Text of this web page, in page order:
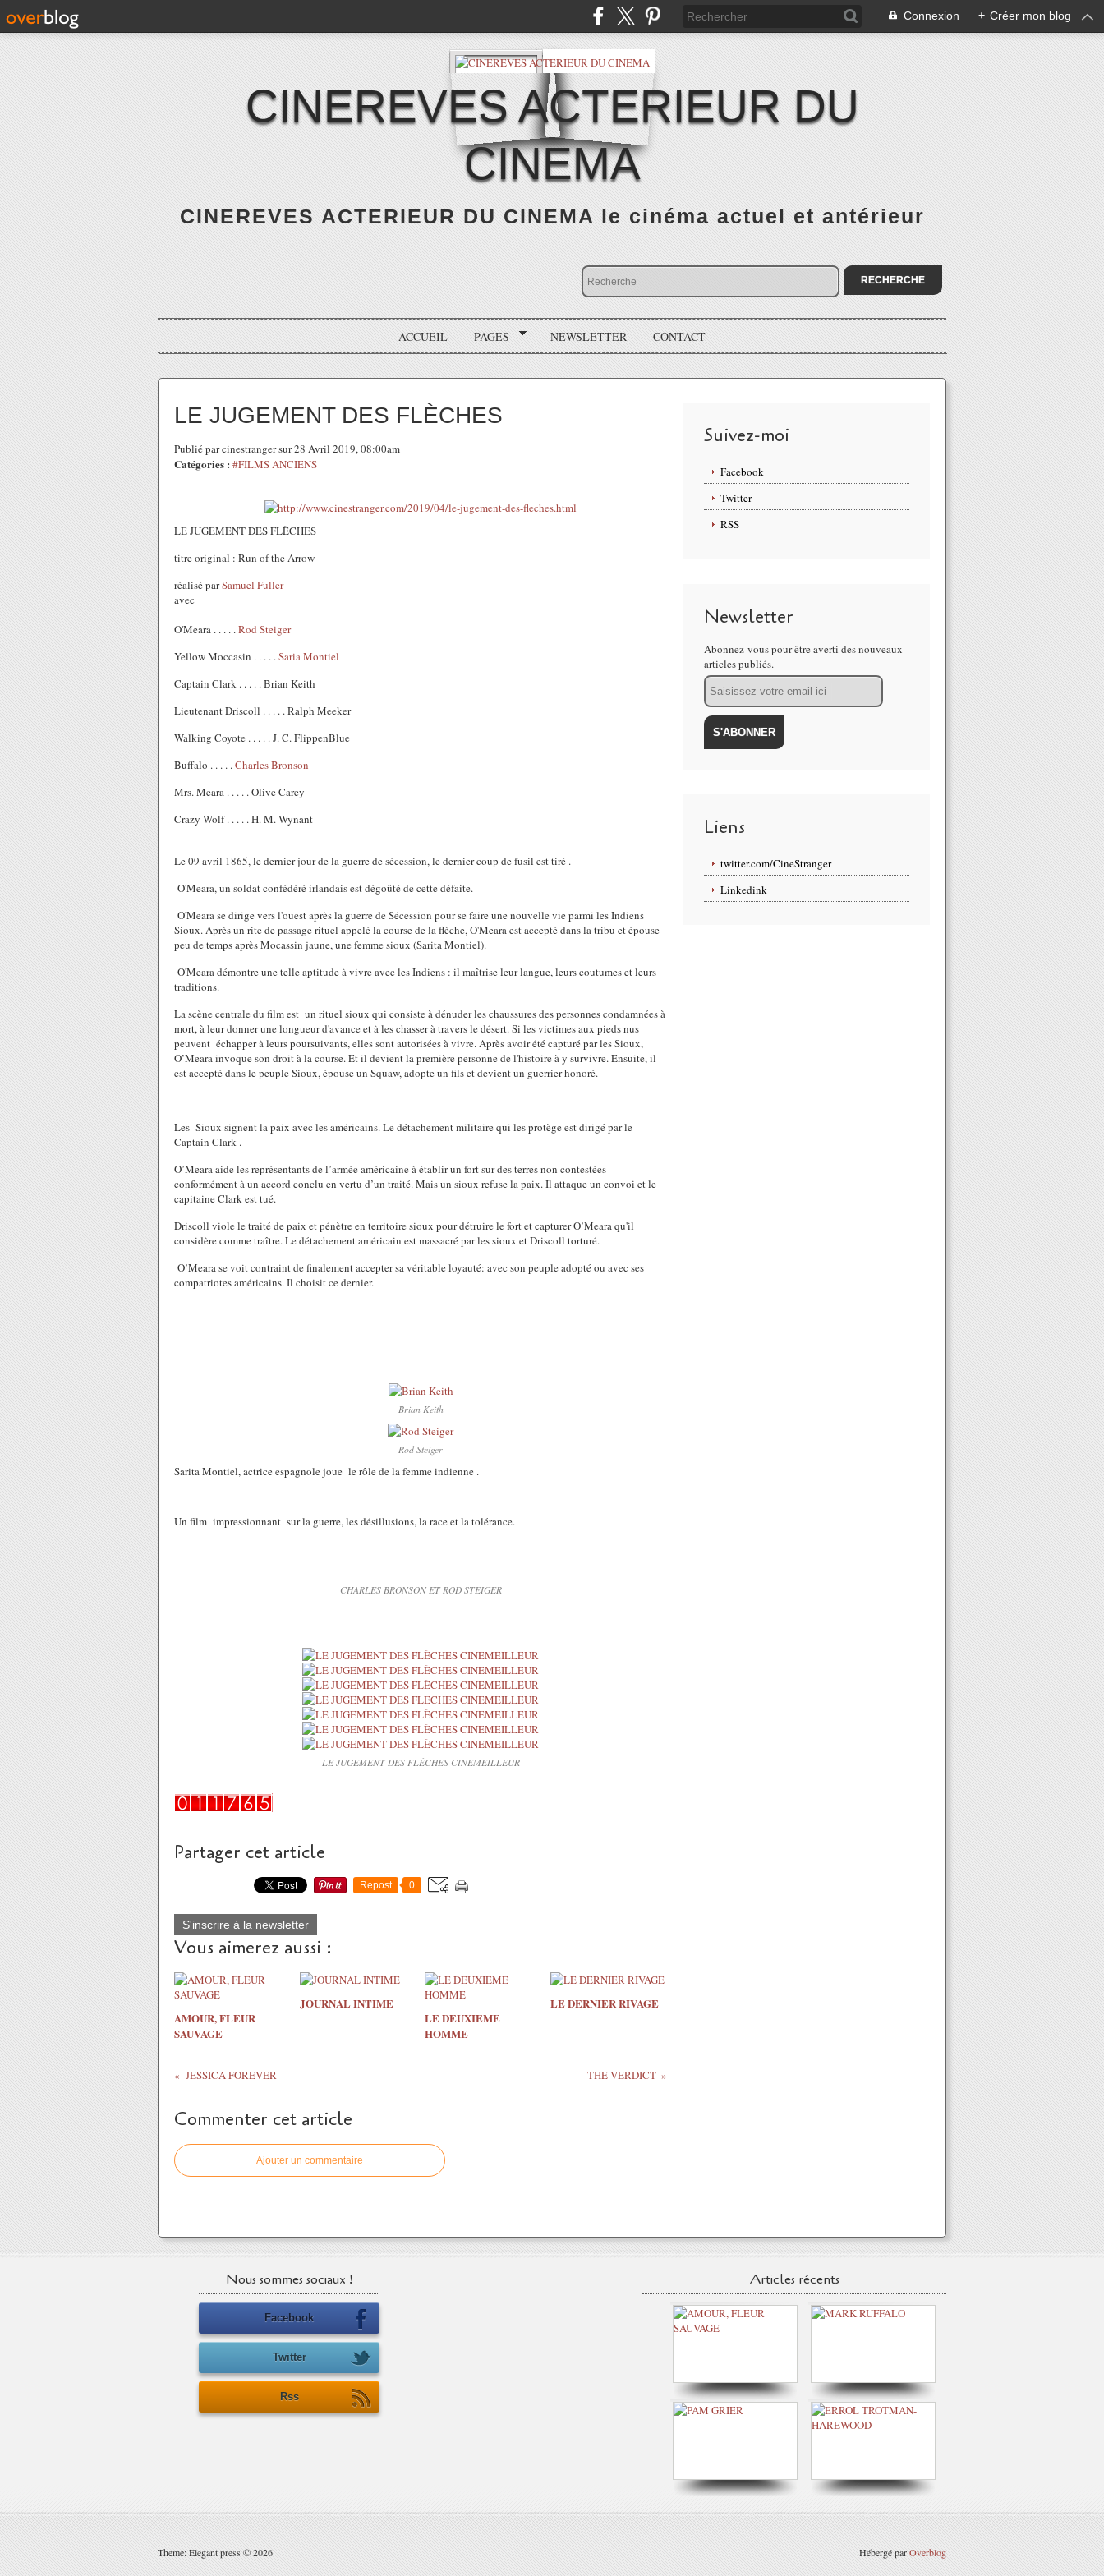
Connexion + Créer mon blog
CINEREVES ACTERIEUR DU
CINEMA
CINEREVES ACTERIEUR DU CINEMA le cinéma actuel et antérieur
ACCUEIL PAGES NEWSLETTER CONTACT
LE JUGEMENT DES FLÈCHES
Publié par cinestranger sur 28 Avril 2019, 08:00am
Catégories : #FILMS ANCIENS
LE JUGEMENT DES FLÈCHES
titre original : Run of the Arrow
réalisé parSamuel Fuller
avec
O'Meara . . . . .Rod Steiger
Yellow Moccasin . . . . .Saria Montiel
Captain Clark . . . . . Brian Keith
Lieutenant Driscoll . . . . . Ralph Meeker
Walking Coyote . . . . . J. C. FlippenBlue
Buffalo . . . . .Charles Bronson
Mrs. Meara . . . . . Olive Carey
Crazy Wolf . . . . . H. M. Wynant
Le 09 avril 1865, le dernier jour de la guerre de sécession, le dernier coup de fusil est tiré .
O'Meara, un soldat confédéré irlandais est dégoûté de cette défaite.
O'Meara se dirige vers l'ouest après la guerre de Sécession pour se faire une nouvelle vie parmi les Indiens
Sioux. Après un rite de passage rituel appelé la course de la flèche, O'Meara est accepté dans la tribu et épouse
peu de temps après Mocassin jaune, une femme sioux (Sarita Montiel).
O'Meara démontre une telle aptitude à vivre avec les Indiens : il maîtrise leur langue, leurs coutumes et leurs
traditions.
La scène centrale du film est un rituel sioux qui consiste à dénuder les chaussures des personnes condamnées à
mort, à leur donner une longueur d'avance et à les chasser à travers le désert. Si les victimes aux pieds nus
peuvent échapper à leurs poursuivants, elles sont autorisées à vivre. Après avoir été capturé par les Sioux,
O’Meara invoque son droit à la course. Et il devient la première personne de l'histoire à y survivre. Ensuite, il
est accepté dans le peuple Sioux, épouse un Squaw, adopte un fils et devient un guerrier honoré.
Les Sioux signent la paix avec les américains. Le détachement militaire qui les protège est dirigé par le
Captain Clark .
O’Meara aide les représentants de l’armée américaine à établir un fort sur des terres non contestées
conformément à un accord conclu en vertu d’un traité. Maisun sioux refuse la paix. Il attaque un convoi et le
capitaine Clark est tué.
Driscoll viole le traité de paix et pénètre en territoire sioux pour détruire le fort et capturerO’Meara qu'il
considère comme traître. Le détachement américain est massacré par les sioux et Driscoll torturé.
O’Meara se voit contraint de finalement accepter sa véritable loyauté: avec son peuple adopté ou avec ses
compatriotes américains. Il choisit ce dernier.
Brian Keith
Rod Steiger
Sarita Montiel, actrice espagnole joue le rôle de la femme indienne .
Un film impressionnant sur la guerre, les désillusions, la race et la tolérance.
CHARLES BRONSON ET ROD STEIGER
LE JUGEMENT DES FLÈCHES CINEMEILLEUR
Partager cet article
Repost 0
S'inscrire à la newsletter
Vous aimerez aussi :
AMOUR, FLEUR
SAUVAGE
JOURNAL INTIME
LE DEUXIEME
HOMME
LE DERNIER RIVAGE
JESSICA FOREVER THE VERDICT
Commenter cet article
Ajouter un commentaire
Suivez-moi
Facebook
Twitter
RSS
Newsletter
Abonnez-vous pour être averti des nouveaux
articles publiés.
Email
Liens
twitter.com/CineStranger
Linkedink
Nous sommes sociaux !
Facebook
Twitter
Rss
Articles récents
Theme: Elegant press © 2026 Hébergé parOverblog